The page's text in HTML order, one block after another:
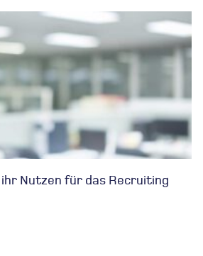
ihr Nutzen für das Recruiting